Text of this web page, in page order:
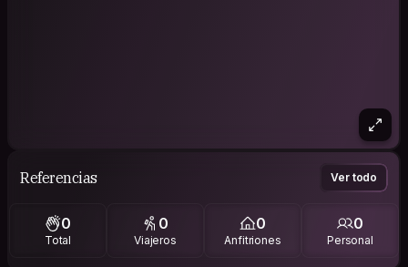
Referencias Ver todo
0
Total
0
Viajeros
0
Anfitriones
0
Personal